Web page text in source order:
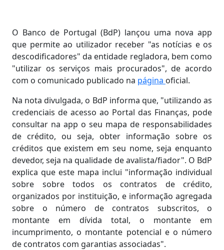
O Banco de Portugal (BdP) lançou uma nova app
que permite ao utilizador receber "as notícias e os
descodificadores" da entidade regladora, bem como
"utilizar os serviços mais procurados", de acordo
com o comunicado publicado na página oficial.
Na nota divulgada, o BdP informa que, "utilizando as
credenciais de acesso ao Portal das Finanças, pode
consultar na app o seu mapa de responsabilidades
de crédito, ou seja, obter informação sobre os
créditos que existem em seu nome, seja enquanto
devedor, seja na qualidade de avalista/fiador". O BdP
explica que este mapa inclui "informação individual
sobre sobre todos os contratos de crédito,
organizados por instituição, e informação agregada
sobre o número de contratos subscritos, o
montante em dívida total, o montante em
incumprimento, o montante potencial e o número
de contratos com garantias associadas".